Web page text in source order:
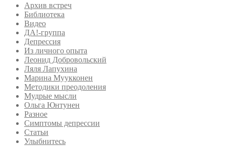
Архив встреч
Библиотека
Видео
ДА!-группа
Депрессия
Из личного опыта
Леонид Добровольский
Ляля Лапухина
Марина Муукконен
Методики преодоления
Мудрые мысли
Ольга Юнтунен
Разное
Симптомы депрессии
Статьи
Улыбнитесь